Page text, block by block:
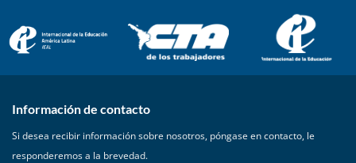
Información de contacto
Si desea recibir información sobre nosotros, póngase en contacto, le
responderemos a la brevedad.